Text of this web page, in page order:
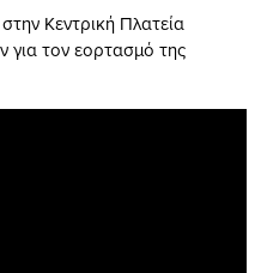
Κεντρική Πλατεία
για τον εορτασμό της